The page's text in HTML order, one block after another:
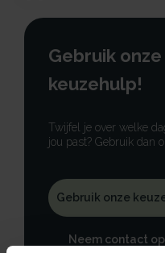
Gebruik
keuzehulp!
Twijfel je over welke
jou past? Gebruik dan
Gebruik onze
Neem contact op